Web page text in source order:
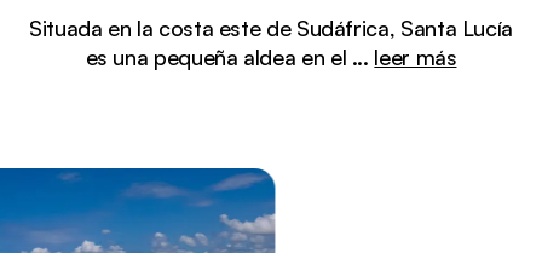
Situada en la costa este de Sudáfrica, Santa Lucía
es una pequeña aldea en el ... leer más